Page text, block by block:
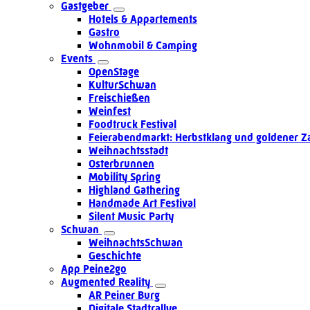
Gastgeber
Hotels & Appartements
Gastro
Wohnmobil & Camping
Events
OpenStage
KulturSchwan
Freischießen
Weinfest
Foodtruck Festival
Feierabendmarkt: Herbstklang und goldener
Weihnachtsstadt
Osterbrunnen
Mobility Spring
Highland Gathering
Handmade Art Festival
Silent Music Party
Schwan
WeihnachtsSchwan
Geschichte
App Peine2go
Augmented Reality
AR Peiner Burg